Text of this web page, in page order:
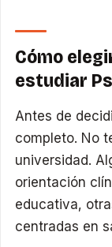
Cómo
estudiar
Antes de
completo. No
universidad.
orientación
educativa,
centradas en